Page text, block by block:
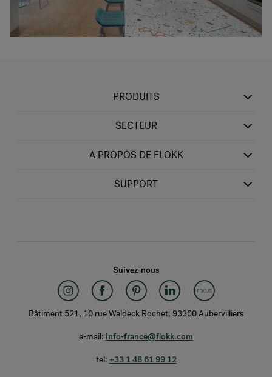
PRODUITS
SECTEUR
A PROPOS DE FLOKK
SUPPORT
Suivez-nous
Bâtiment 521, 10 rue Waldeck Rochet, 93300 Aubervilliers
e-mail: info-france@flokk.com
tel: +33 1 48 61 99 12